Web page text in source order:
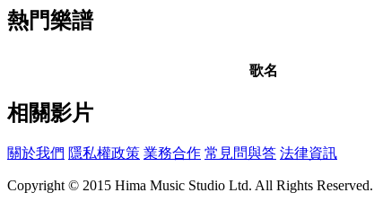
熱門樂譜
歌名
相關影片
關於我們 隱私權政策 業務合作 常見問與答 法律資訊
Copyright © 2015 Hima Music Studio Ltd. All Rights Reserved.